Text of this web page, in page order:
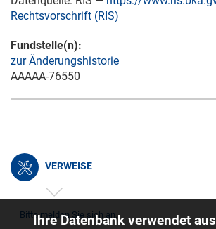
Rechtsvorschrift (RIS)
Fundstelle(n):
zur Änderungshistorie
AAAAA-76550
VERWEISE
Bitte melden Sie sich an.
Ihre Datenbank verwendet